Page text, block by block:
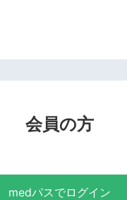
会員の方
medパスでログイン